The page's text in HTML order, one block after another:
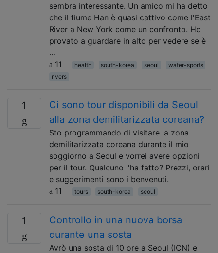
sembra interessante. Un amico mi ha detto
che il fiume Han è quasi cattivo come l'East
River a New York come un confronto. Ho
provato a guardare in alto per vedere se è
…
11
health south-korea seoul
water-sports
rivers
1
Ci sono tour disponibili da Seoul
alla zona demilitarizzata coreana?
Sto programmando di visitare la zona
demilitarizzata coreana durante il mio
soggiorno a Seoul e vorrei avere opzioni
per il tour. Qualcuno l'ha fatto? Prezzi, orari
e suggerimenti sono i benvenuti.
11
tours south-korea seoul
1
Controllo in una nuova borsa
durante una sosta
Avrò una sosta di 10 ore a Seoul (ICN) e